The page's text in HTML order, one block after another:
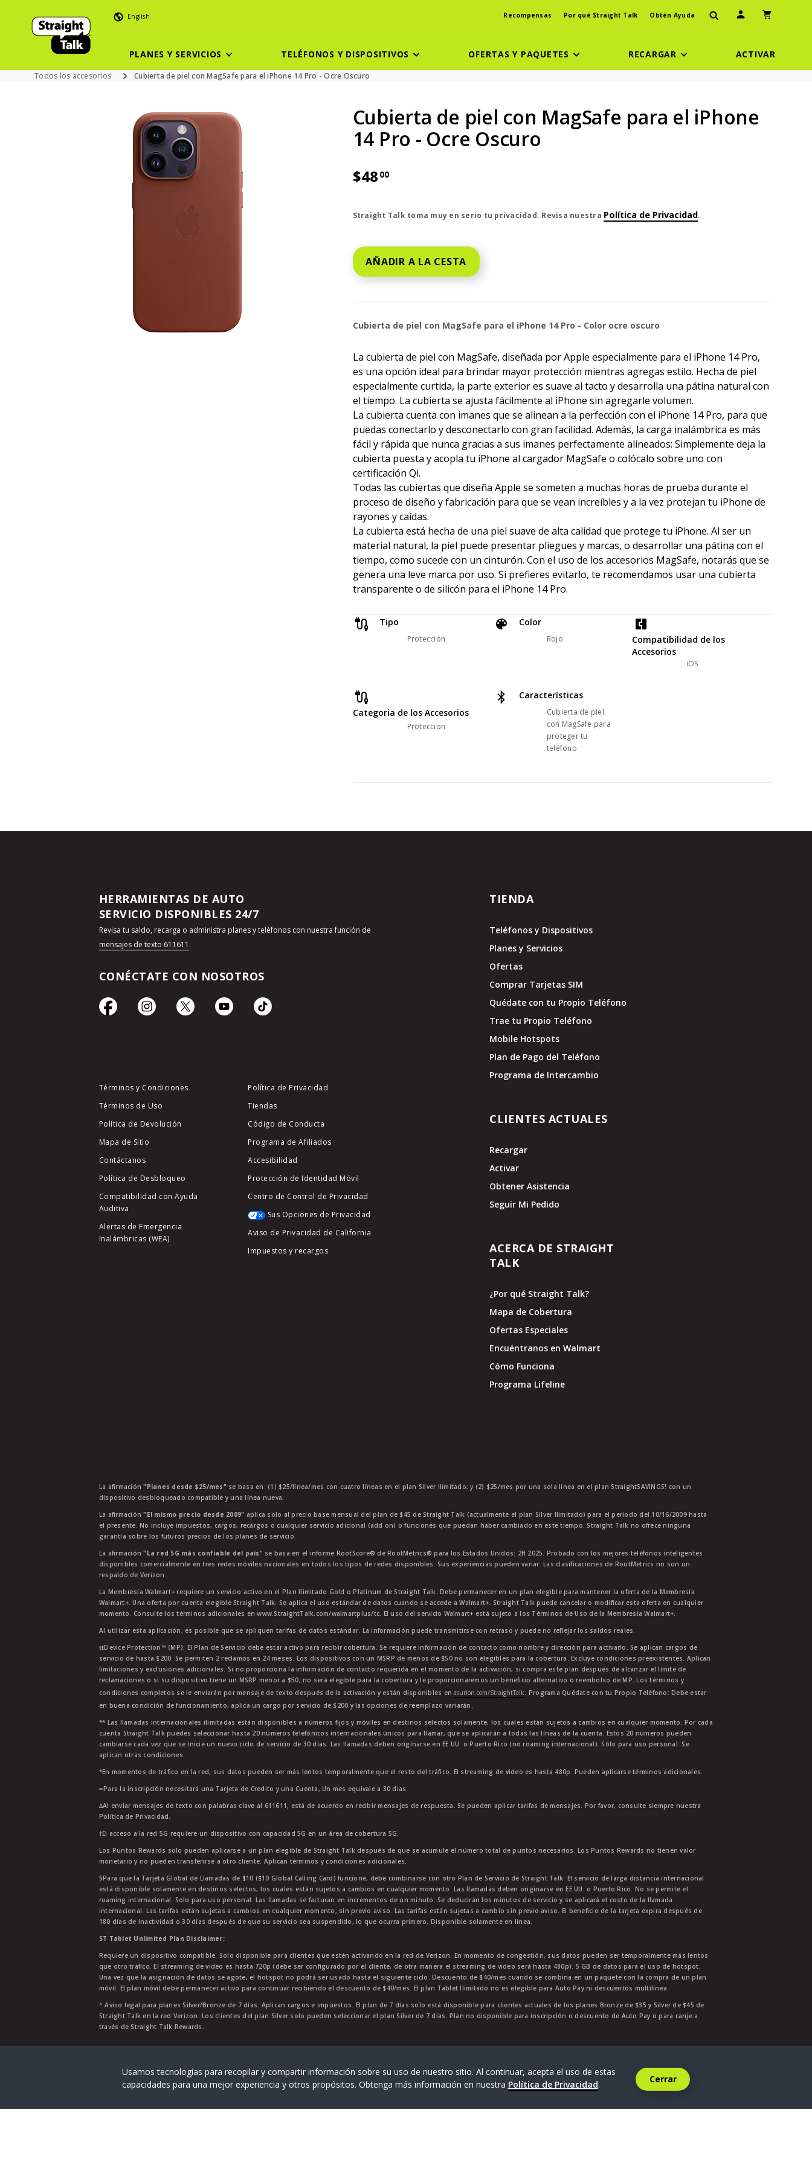
English Recompensas Por qué Straight Talk Obtén Ayuda Ícono de usuario
PLANES Y SERVICIOS TELÉFONOS Y DISPOSITIVOS OFERTAS Y PAQUETES RECARGAR ACTIVAR
Todos los accesorios Cubierta de piel con MagSafe para el iPhone 14 Pro - Ocre Oscuro
Cubierta de piel con MagSafe para el iPhone
14 Pro - Ocre Oscuro
$48 00
Straight Talk toma muy en serio tu privacidad. Revisa nuestra Política de Privacidad.
AÑADIR A LA CESTA
Cubierta de piel con MagSafe para el iPhone 14 Pro - Color ocre oscuro
La cubierta de piel con MagSafe, diseñada por Apple especialmente para el iPhone 14 Pro,
es una opción ideal para brindar mayor protección mientras agregas estilo. Hecha de piel
especialmente curtida, la parte exterior es suave al tacto y desarrolla una pátina natural con
el tiempo. La cubierta se ajusta fácilmente al iPhone sin agregarle volumen.
La cubierta cuenta con imanes que se alinean a la perfección con el iPhone 14 Pro, para que
puedas conectarlo y desconectarlo con gran facilidad. Además, la carga inalámbrica es más
fácil y rápida que nunca gracias a sus imanes perfectamente alineados: Simplemente deja la
cubierta puesta y acopla tu iPhone al cargador MagSafe o colócalo sobre uno con
certificación Qi.
Todas las cubiertas que diseña Apple se someten a muchas horas de prueba durante el
proceso de diseño y fabricación para que se vean increíbles y a la vez protejan tu iPhone de
rayones y caídas.
La cubierta está hecha de una piel suave de alta calidad que protege tu iPhone. Al ser un
material natural, la piel puede presentar pliegues y marcas, o desarrollar una pátina con el
tiempo, como sucede con un cinturón. Con el uso de los accesorios MagSafe, notarás que se
genera una leve marca por uso. Si prefieres evitarlo, te recomendamos usar una cubierta
transparente o de silicón para el iPhone 14 Pro.
Tipo
Proteccion
Color
Rojo
Compatibilidad de los
Accesorios
iOS
Categoria de los Accesorios
Proteccion
Características
Cubierta de piel
con MagSafe para
proteger tu
teléfono
HERRAMIENTAS DE AUTO
SERVICIO DISPONIBLES 24/7
Revisa tu saldo, recarga o administra planes y teléfonos con nuestra función de
mensajes de texto 611611 .
CONÉCTATE CON NOSOTROS
Términos y Condiciones
Términos de Uso
Política de Devolución
Mapa de Sitio
Contáctanos
Política de Desbloqueo
Compatibilidad con Ayuda
Auditiva
Alertas de Emergencia
Inalámbricas (WEA)
Política de Privacidad
Tiendas
Código de Conducta
Programa de Afiliados
Accesibilidad
Protección de Identidad Móvil
Centro de Control de Privacidad
Sus Opciones de Privacidad
Aviso de Privacidad de California
Impuestos y recargos
TIENDA
Teléfonos y Dispositivos
Planes y Servicios
Ofertas
Comprar Tarjetas SIM
Quédate con tu Propio Teléfono
Trae tu Propio Teléfono
Mobile Hotspots
Plan de Pago del Teléfono
Programa de Intercambio
CLIENTES ACTUALES
Recargar
Activar
Obtener Asistencia
Seguir Mi Pedido
ACERCA DE STRAIGHT
TALK
¿Por qué Straight Talk?
Mapa de Cobertura
Ofertas Especiales
Encuéntranos en Walmart
Cómo Funciona
Programa Lifeline
La afirmación"Planes desde $25/mes" se basa en: (1) $25/línea/mes con cuatro líneas en el plan Silver Ilimitado; y (2) $25/mes por una sola línea en el plan StraightSAVINGS! con un
dispositivo desbloqueado compatible y una línea nueva.
La afirmación"El mismo precio desde 2009" aplica solo al precio base mensual del plan de $45 de Straight Talk (actualmente el plan Silver Ilimitado) para el periodo del 10/16/2009 hasta
el presente. No incluye impuestos, cargos, recargos o cualquier servicio adicional (add on) o funciones que puedan haber cambiado en este tiempo. Straight Talk no ofrece ninguna
garantía sobre los futuros precios de los planes de servicio.
La afirmación"La red 5G más confiable del país" se basa en el informe RootScore® de RootMetrics® para los Estados Unidos: 2H 2025. Probado con los mejores teléfonos inteligentes
disponibles comercialmente en tres redes móviles nacionales en todos los tipos de redes disponibles. Sus experiencias pueden variar. Las clasificaciones de RootMetrics no son un
respaldo de Verizon.
La Membresía Walmart+ requiere un servicio activo en el Plan Ilimitado Gold o Platinum de Straight Talk. Debe permanecer en un plan elegible para mantener la oferta de la Membresía
Walmart+. Una oferta por cuenta elegible Straight Talk. Se aplica el uso estándar de datos cuando se accede a Walmart+. Straight Talk puede cancelar o modificar esta oferta en cualquier
momento. Consulte los términos adicionales en www.StraightTalk.com/walmartplus/tc. El uso del servicio Walmart+ está sujeto a los Términos de Uso de la Membresía Walmart+.
Al utilizar esta aplicación, es posible que se apliquen tarifas de datos estándar. La información puede transmitirse con retraso y puede no reflejar los saldos reales.
ŧŧDevice Protection™ (MP): El Plan de Servicio debe estar activo para recibir cobertura. Se requiere información de contacto como nombre y dirección para activarlo. Se aplican cargos de
servicio de hasta $200. Se permiten 2 reclamos en 24 meses. Los dispositivos con un MSRP de menos de $50 no son elegibles para la cobertura. Excluye condiciones preexistentes. Aplican
limitaciones y exclusiones adicionales. Si no proporciona la información de contacto requerida en el momento de la activación, si compra este plan después de alcanzar el límite de
reclamaciones o si su dispositivo tiene un MSRP menor a $50, no será elegible para la cobertura y le proporcionaremos un beneficio alternativo o reembolso de MP. Los términos y
condiciones completos se le enviarán por mensaje de texto después de la activación y están disponibles enasurion.com/StraightTalk. Programa Quédate con tu Propio Teléfono: Debe estar
en buena condición de funcionamiento, aplica un cargo por servicio de $200 y las opciones de reemplazo variarán.
** Las llamadas internacionales ilimitadas están disponibles a números fijos y móviles en destinos selectos solamente, los cuales están sujetos a cambios en cualquier momento. Por cada
cuenta Straight Talk puedes seleccionar hasta 20 números telefónicos internacionales únicos para llamar, que se aplicarán a todas las líneas de la cuenta. Estos 20 números pueden
cambiarse cada vez que se inicie un nuevo ciclo de servicio de 30 días. Las llamadas deben originarse en EE.UU. o Puerto Rico (no roaming internacional). Sólo para uso personal. Se
aplican otras condiciones.
*En momentos de tráfico en la red, sus datos pueden ser más lentos temporalmente que el resto del tráfico. El streaming de video es hasta 480p. Pueden aplicarse términos adicionales.
∞Para la inscripción necesitará una Tarjeta de Credito y una Cuenta, Un mes equivale a 30 dias.
∆Al enviar mensajes de texto con palabras clave al 611611, está de acuerdo en recibir mensajes de respuesta. Se pueden aplicar tarifas de mensajes. Por favor, consulte siempre nuestra
Política de Privacidad.
†El acceso a la red 5G requiere un dispositivo con capacidad 5G en un área de cobertura 5G.
Los Puntos Rewards solo pueden aplicarse a un plan elegible de Straight Talk después de que se acumule el número total de puntos necesarios. Los Puntos Rewards no tienen valor
monetario y no pueden transferirse a otro cliente. Aplican términos y condiciones adicionales.
§Para que la Tarjeta Global de Llamadas de $10 ($10 Global Calling Card) funcione, debe combinarse con otro Plan de Servicio de Straight Talk. El servicio de larga distancia internacional
está disponible solamente en destinos selectos, los cuales están sujetos a cambios en cualquier momento. Las llamadas deben originarse en EE.UU. o Puerto Rico. No se permite el
roaming internacional. Solo para uso personal. Las llamadas se facturan en incrementos de un minuto. Se deducirán los minutos de servicio y se aplicará el costo de la llamada
internacional. Las tarifas están sujetas a cambios en cualquier momento, sin previo aviso. Las tarifas están sujetas a cambio sin previo aviso. El beneficio de la tarjeta expira después de
180 días de inactividad o 30 días después de que su servicio sea suspendido, lo que ocurra primero. Disponible solamente en línea.
ST Tablet Unlimited Plan Disclaimer:
Requiere un dispositivo compatible. Solo disponible para clientes que estén activando en la red de Verizon. En momento de congestión, sus datos pueden ser temporalmente más lentos
que otro tráfico. El streaming de video es hasta 720p (debe ser configurado por el cliente, de otra manera el streaming de video será hasta 480p). 5 GB de datos para el uso de hotspot.
Una vez que la asignación de datos se agote, el hotspot no podrá ser usado hasta el siguiente ciclo. Descuento de $40/mes cuando se combina en un paquete con la compra de un plan
móvil. El plan móvil debe permanecer activo para continuar recibiendo el descuento de $40/mes. El plan Tablet Ilimitado no es elegible para Auto Pay ni descuentos multilínea.
^ Aviso legal para planes Silver/Bronze de 7 días: Aplican cargos e impuestos. El plan de 7 días solo está disponible para clientes actuales de los planes Bronze de $35 y Silver de $45 de
Straight Talk en la red Verizon. Los clientes del plan Silver solo pueden seleccionar el plan Silver de 7 días. Plan no disponible para inscripción o descuento de Auto Pay o para canje a
través de Straight Talk Rewards.
Straight Talk® es una marca registrada de TracFone Wireless, Inc., una empresa de Verizon.2026.
Usamos tecnologías para recopilar y compartir información sobre su uso de nuestro sitio. Al continuar, acepta el uso de estas
capacidades para una mejor experiencia y otros propósitos. Obtenga más información en nuestra Política de Privacidad. Cerrar